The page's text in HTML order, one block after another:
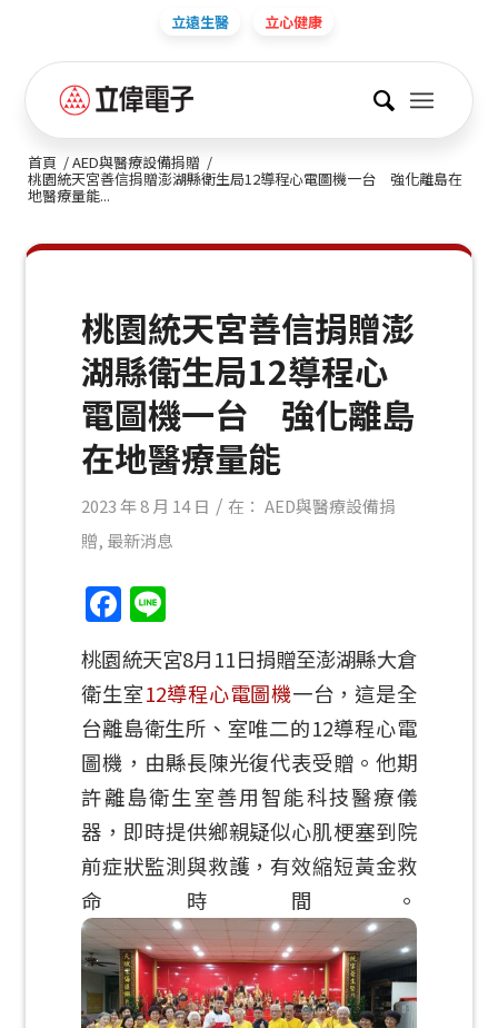
立遠生醫 立心健康
首頁 /AED與醫療設備捐贈 /
桃園統天宮善信捐贈澎湖縣衛生局12導程心電圖機一台 強化離島在
地醫療量能...
桃園統天宮善信捐贈澎
湖縣衛生局12導程心
電圖機一台 強化離島
在地醫療量能
2023 年 8 月 14 日 / 在：AED與醫療設備捐
贈, 最新消息
Facebook
桃園統天宮8月11日捐贈至澎湖縣大倉
衛生室12導程心電圖機一台，這是全
台離島衛生所、室唯二的12導程心電
圖機，由縣長陳光復代表受贈。他期
許離島衛生室善用智能科技醫療儀
器，即時提供鄉親疑似心肌梗塞到院
前症狀監測與救護，有效縮短黃金救
命時間。